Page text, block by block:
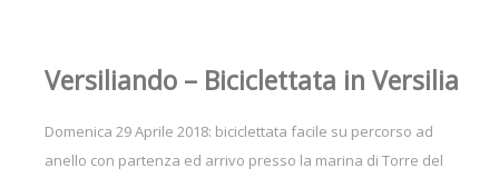
Versiliando – Biciclettata in Versilia
Domenica 29 Aprile 2018: biciclettata facile su percorso ad
anello con partenza ed arrivo presso la marina di Torre del